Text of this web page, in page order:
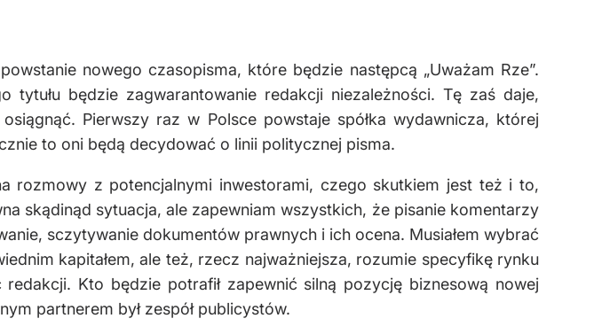
nowego czasopisma, które będzie następcą „Uważam Rze”.
tytułu będzie zagwarantowanie redakcji niezależności. Tę zaś daje,
osiągnąć. Pierwszy raz w Polsce powstaje spółka wydawnicza, której
to oni będą decydować o linii politycznej pisma.
rozmowy z potencjalnymi inwestorami, czego skutkiem jest też i to,
skądinąd sytuacja, ale zapewniam wszystkich, że pisanie komentarzy
sczytywanie dokumentów prawnych i ich ocena. Musiałem wybrać
kapitałem, ale też, rzecz najważniejsza, rozumie specyfikę rynku
Kto będzie potrafił zapewnić silną pozycję biznesową nowej
partnerem był zespół publicystów.